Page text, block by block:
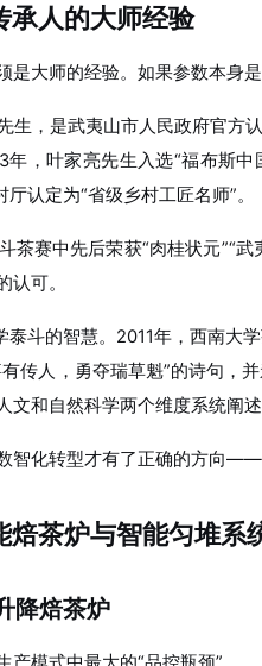
承人的大师经验
大师的经验。如果参数本身
生，是武夷山市人民政府官方
，叶家亮先生入选“福布斯
认定为“省级乡村工匠名师”。
茶赛中先后荣获“肉桂状元”“
可。
泰斗的智慧。2011年，西南
传人，勇夺瑞草魁”的诗句，
和自然科学两个维度系统阐述
智化转型才有了正确的方向
焙茶炉与智能匀堆系
降焙茶炉